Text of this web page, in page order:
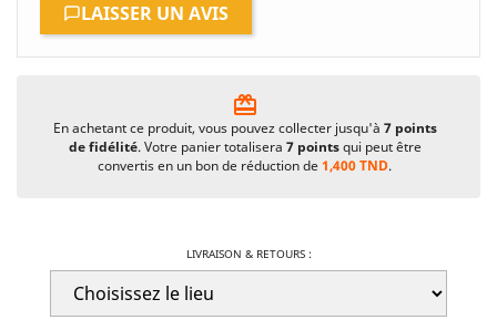
LAISSER UN AVIS
card_giftcard
En achetant ce produit, vous pouvez collecter jusqu'à 7points
de fidélité. Votre panier totalisera 7pointsqui peut être
convertis en un bon de réduction de1,400 TND.
LIVRAISON & RETOURS :